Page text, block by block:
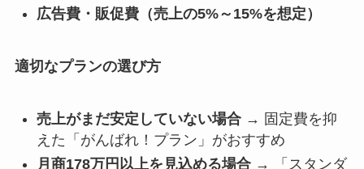
広告費・販促費（売上の5%～15%を想定）
適切なプランの選び方
売上がまだ安定していない場合→ 固定費を抑
えた「がんばれ！プラン」がおすすめ
月商178万円以上を見込める場合→ 「スタンダ